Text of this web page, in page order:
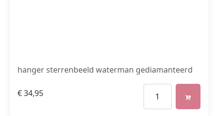
hanger sterrenbeeld waterman gediamanteerd
€34,95